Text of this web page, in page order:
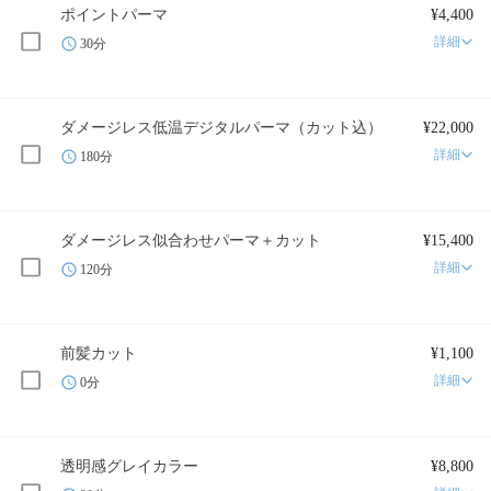
ポイントパーマ ¥4,400
30分 詳細
ダメージレス低温デジタルパーマ（カット込） ¥22,000
180分 詳細
ダメージレス似合わせパーマ＋カット ¥15,400
120分 詳細
前髪カット ¥1,100
0分 詳細
透明感グレイカラー ¥8,800